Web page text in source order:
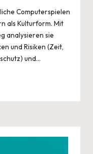
Computerspielen
als Kulturform. Mit
analysieren sie
und Risiken (Zeit,
und…